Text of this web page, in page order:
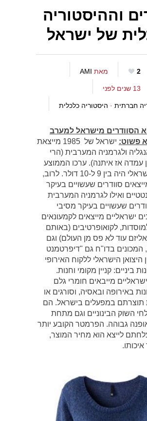
וההיסטוריה
של ישראל
2 מאת AMI
13 שנים לפני
חברתית · היסטוריה כלכלית
הסוודרים מישראל למערב
פשוט:
ישראל של 1985 מייצאת
ולגרמניה המערבית (הרי
עמדה אז איתנה). ערכו הממוצע
של סוודר ישראלי היה בין 9 ל-10 דולר. לרוב,
סוודרים שעשויים בעיקר
ואילו לגרמניה המערבית
שעשויים בעיקר מסיבי
ישראליים מייצאים לקמעונאים
לקואופרטיבים (באותם
עוד לא פס מן העולם) וגם
המכונים בדו"ח גם "דיפרטמנט
היצואן הישראלי ללקוח האירופי
ביניים: קניין מקומי וחנות.
מייבאים חומרי גלם
באירופה ובאסיה, וסורגים או
תוצרתם במפעלים בישראל. הם
השוק הבינוניים וגם מתחת
גבוהה. הפרמטר הקובע יותר
לייצא הוא מחיר המוצר,